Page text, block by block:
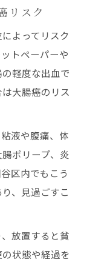
リスク
よってリスク
トペーパーや
軽度な出血で
大腸癌のリス
液や腹痛、体
ポリープ、炎
区内でもこう
、見過ごすこ
放置すると貧
状態や経過を